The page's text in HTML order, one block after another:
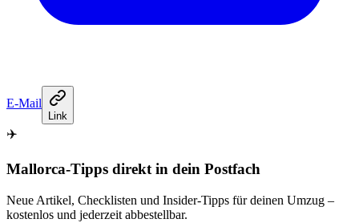
E-Mail
Link
✈️
Mallorca-Tipps direkt in dein Postfach
Neue Artikel, Checklisten und Insider-Tipps für deinen Umzug –
kostenlos und jederzeit abbestellbar.